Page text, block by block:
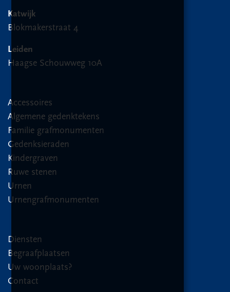
Katwijk
Blokmakerstraat 4
Leiden
Haagse Schouwweg 10A
Accessoires
Algemene gedenktekens
Familie grafmonumenten
Gedenksieraden
Kindergraven
Ruwe stenen
Urnen
Urnengrafmonumenten
Diensten
Begraafplaatsen
Uw woonplaats?
Contact